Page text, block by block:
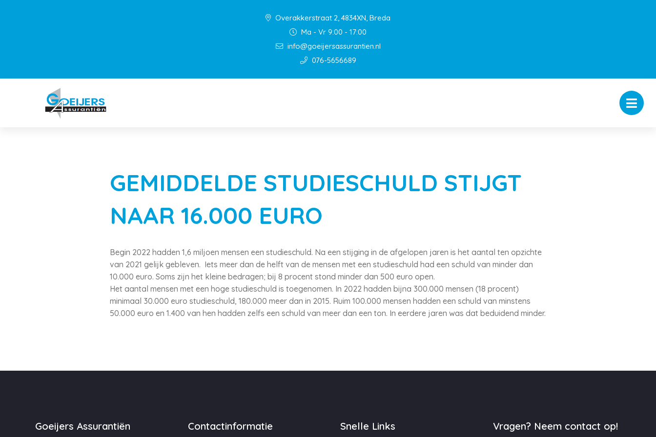
Overakkerstraat 2, 4834XN, Breda
Ma - Vr 9:00 - 17:00
info@goeijersassurantien.nl
076-5656689
GEMIDDELDE STUDIESCHULD STIJGT
NAAR 16.000 EURO
Begin 2022 hadden 1,6 miljoen mensen een studieschuld. Na een stijging in de afgelopen jaren is het aantal ten opzichte
van 2021 gelijk gebleven. Iets meer dan de helft van de mensen met een studieschuld had een schuld van minder dan
10.000 euro. Soms zijn het kleine bedragen; bij 8 procent stond minder dan 500 euro open.
Het aantal mensen met een hoge studieschuld is toegenomen. In 2022 hadden bijna 300.000 mensen (18 procent)
minimaal 30.000 euro studieschuld, 180.000 meer dan in 2015. Ruim 100.000 mensen hadden een schuld van minstens
50.000 euro en 1.400 van hen hadden zelfs een schuld van meer dan een ton. In eerdere jaren was dat beduidend minder.
Goeijers Assurantiën Contactinformatie Snelle Links Vragen? Neem contact op!